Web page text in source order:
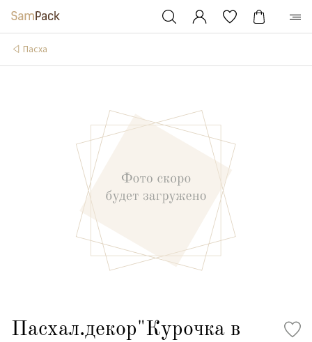
Пасха
Пасхал.декор"Курочка в